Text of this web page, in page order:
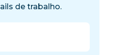
de trabalho.